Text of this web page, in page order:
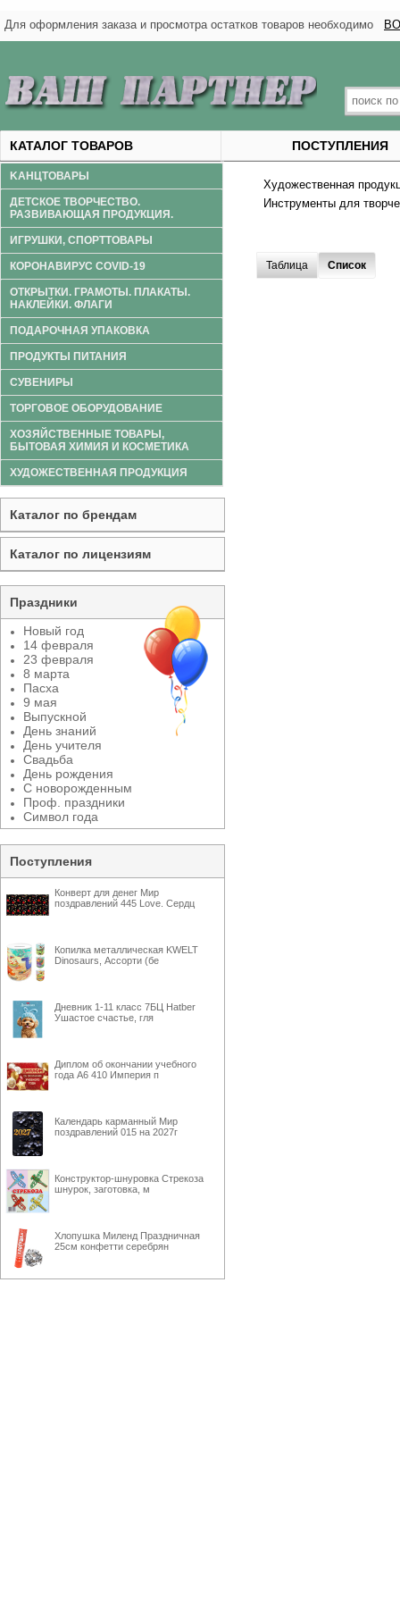
Для оформления заказа и просмотра остатков товаров необходимо
КАТАЛОГ ТОВАРОВ ПОСТУПЛЕНИЯ
Художественная
Инструменты для
Таблица Список
KАНЦТОВАРЫ
ДЕТСКОЕ ТВОРЧЕСТВО.
РАЗВИВАЮЩАЯ ПРОДУКЦИЯ.
ИГРУШКИ, СПОРТТОВАРЫ
КОРОНАВИРУС COVID-19
ОТКРЫТКИ. ГРАМОТЫ. ПЛАКАТЫ.
НАКЛЕЙКИ. ФЛАГИ
ПОДАРОЧНАЯ УПАКОВКА
ПРОДУКТЫ ПИТАНИЯ
СУВЕНИРЫ
ТОРГОВОЕ ОБОРУДОВАНИЕ
ХОЗЯЙСТВЕННЫЕ ТОВАРЫ,
БЫТОВАЯ ХИМИЯ И КОСМЕТИКА
ХУДОЖЕСТВЕННАЯ ПРОДУКЦИЯ
Каталог по брендам
Каталог по лицензиям
Праздники
Новый год
14 февраля
23 февраля
8 марта
Пасха
9 мая
Выпускной
День знаний
День учителя
Свадьба
День рождения
С новорожденным
Проф. праздники
Символ года
Поступления
Конверт для денег Мир
поздравлений 445 Love. Сердц
Копилка металлическая KWELT
Dinosaurs, Ассорти (бе
Дневник 1-11 класс 7БЦ Hatber
Ушастое счастье, гля
Диплом об окончании учебного
года А6 410 Империя п
Календарь карманный Мир
поздравлений 015 на 2027г
Конструктор-шнуровка Стрекоза
шнурок, заготовка, м
Хлопушка Миленд Праздничная
25см конфетти серебрян